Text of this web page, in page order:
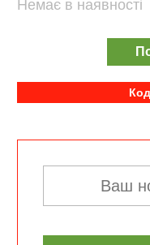
Немає в наявності